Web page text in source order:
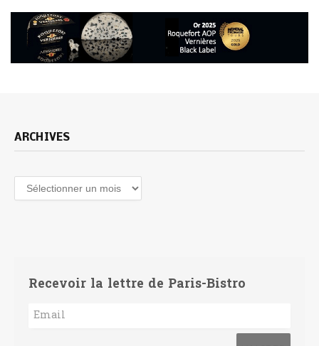
ARCHIVES
Archives
Recevoir la lettre de Paris-Bistro